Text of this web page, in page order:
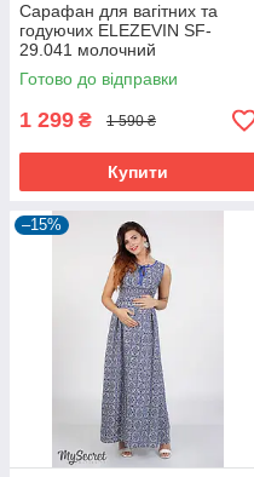
Сарафан для вагітних та
годуючих ELEZEVIN SF-
29.041 молочний
Готово до відправки
1 299 ₴ 1 590 ₴
Купити
–15%